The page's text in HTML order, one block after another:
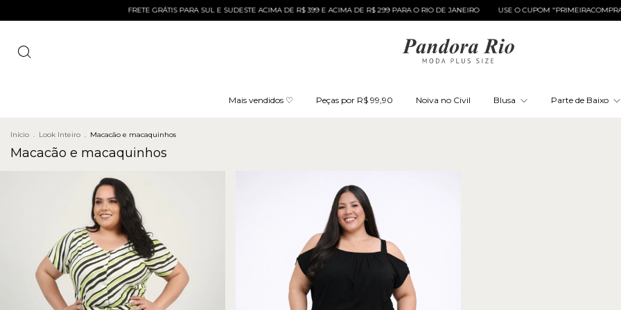
FRETE GRÁTIS PARA SUL E SUDESTE ACIMA DE R$ 399 E ACIMA DE R$ 299 PARA O RIO DE JANEIRO USE O CUPOM "PRIMEIRACOMPRA" E GANHE
Mais vendidos ♡ Peças por R$ 99,90 Noiva no Civil Blusa Parte de Baixo
Início . Look Inteiro . Macacão e macaquinhos
Macacão e macaquinhos